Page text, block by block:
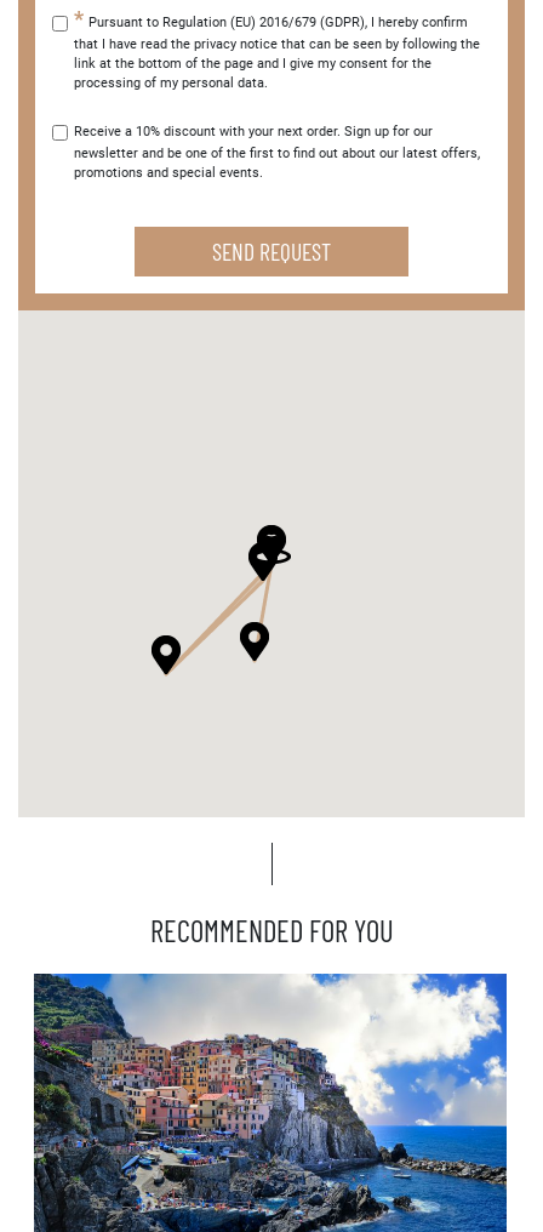
Pursuant to Regulation (EU) 2016/679 (GDPR), I hereby confirm
that I have read the privacy notice that can be seen by following the
link at the bottom of the page and I give my consent for the
processing of my personal data.
Receive a 10% discount with your next order. Sign up for our
newsletter and be one of the first to find out about our latest offers,
promotions and special events.
SEND REQUEST
RECOMMENDED FOR YOU